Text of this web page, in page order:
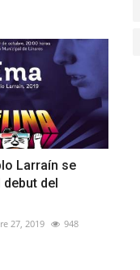
Larraín se
del
27, 2019 948